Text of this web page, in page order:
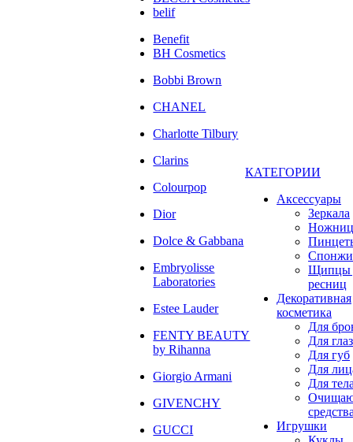
belif
Benefit
BH Cosmetics
Bobbi Brown
CHANEL
Charlotte Tilbury
Clarins
Colourpop
Dior
Dolce & Gabbana
Embryolisse
Laboratories
Estee Lauder
FENTY BEAUTY
by Rihanna
Giorgio Armani
GIVENCHY
GUCCI
КАТЕГОРИИ
Аксессуары
Зеркала
Спонжи
Щипцы
ресниц
Декоративная
косметика
Для
Для глаз
Для губ
Для
Для
Игрушки